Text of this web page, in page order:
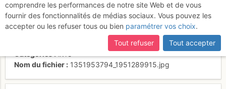
Activités
Contributeur
droit d'auteur
Nom du fichier
1351953794_1951289915.jpg
comprendre les performances de notre site Web et de vous
fournir des fonctionnalités de médias sociaux. Vous pouvez les
accepter ou les refuser tous ou bien paramétrer vos choix.
Tout refuser
Tout accepter